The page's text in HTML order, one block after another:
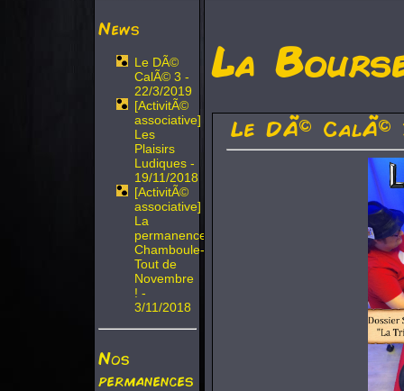
News
Le DÃ©
CalÃ© 3 -
22/3/2019
[ActivitÃ©
associative]
Les
Plaisirs
Ludiques -
19/11/2018
[ActivitÃ©
associative]
La
permanence
Chamboule-
Tout de
Novembre
! -
3/11/2018
Nos
permanences
La
Le DÃ© CalÃ©